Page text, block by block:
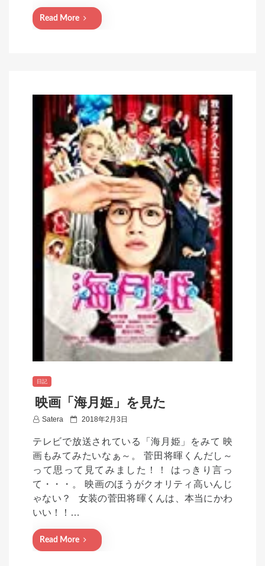
Read More
日記
映画「海月姫」を見た
Satera
P
s
t
e
o
n
2018年2月3日
テレビで放送されている「海月姫」をみて 映
画もみてみたいなぁ～。 菅田将暉くんだし～
って思って見てみました！！ はっきり言っ
て・・・。 映画のほうがクオリティ高いんじ
ゃない？ 女装の菅田将暉くんは、本当にかわ
いい！！…
Read More